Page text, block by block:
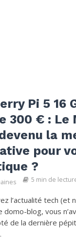
Pi 5 16
300 € : Le
la
pour
?
5 min de
l’actualité tech (et
domo-blog, vous
de la dernière